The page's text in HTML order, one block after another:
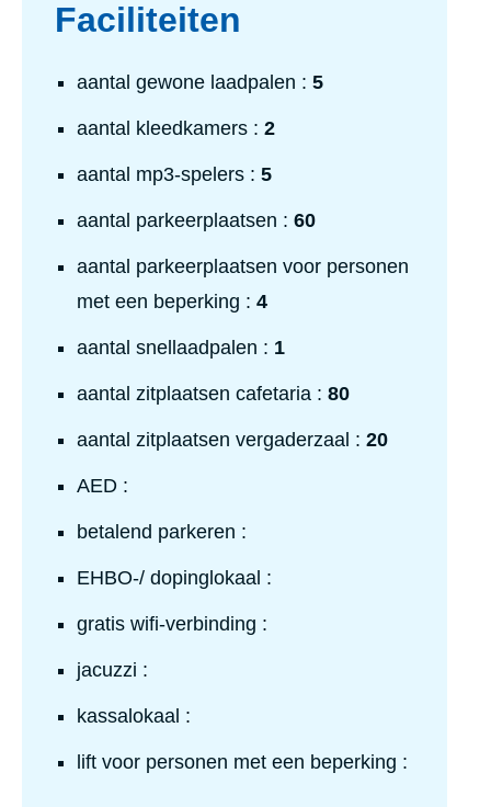
Faciliteiten
aantal gewone laadpalen : 5
aantal kleedkamers : 2
aantal mp3-spelers : 5
aantal parkeerplaatsen : 60
aantal parkeerplaatsen voor personen
met een beperking : 4
aantal snellaadpalen : 1
aantal zitplaatsen cafetaria : 80
aantal zitplaatsen vergaderzaal : 20
AED :
betalend parkeren :
EHBO-/ dopinglokaal :
gratis wifi-verbinding :
jacuzzi :
kassalokaal :
lift voor personen met een beperking :